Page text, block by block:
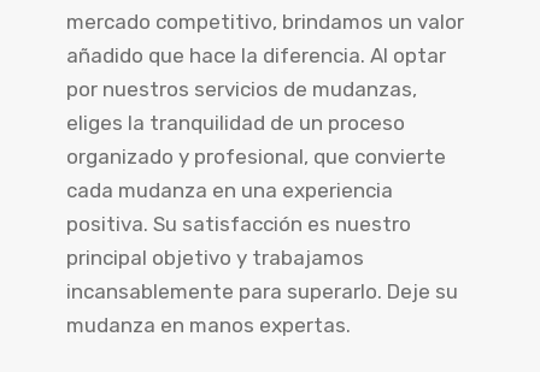
mercado competitivo, brindamos un valor
añadido que hace la diferencia. Al optar
por nuestros servicios de mudanzas,
eliges la tranquilidad de un proceso
organizado y profesional, que convierte
cada mudanza en una experiencia
positiva. Su satisfacción es nuestro
principal objetivo y trabajamos
incansablemente para superarlo. Deje su
mudanza en manos expertas.